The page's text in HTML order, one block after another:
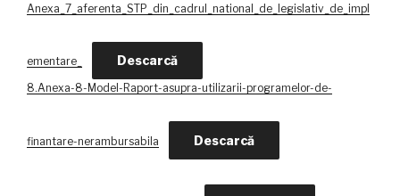
Anexa_7_aferenta_STP_din_cadrul_national_de_legislativ_de_impl
ementare_ Descarcă
8.Anexa-8-Model-Raport-asupra-utilizarii-programelor-de-
finantare-nerambursabila Descarcă